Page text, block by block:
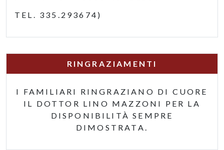
TEL. 335.293674)
RINGRAZIAMENTI
I FAMILIARI RINGRAZIANO DI CUORE
IL DOTTOR LINO MAZZONI PER LA
DISPONIBILITÀ SEMPRE
DIMOSTRATA.